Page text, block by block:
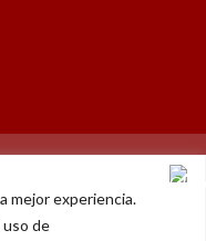
mejor experiencia.
de
de privacidad
X